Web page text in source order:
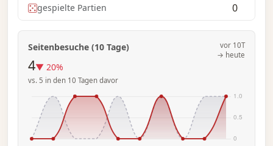
gespielte Partien 0
Seitenbesuche (10 Tage)
4▼ 20%
vs. 5 in den 10 Tagen davor
vor 10T
→ heute